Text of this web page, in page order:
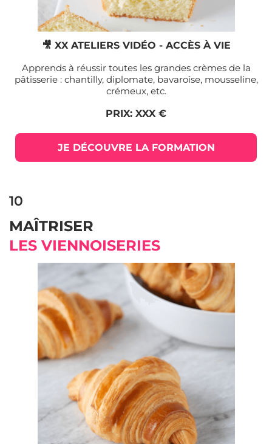
🎥 XX ATELIERS VIDÉO - ACCÈS À VIE
Apprends à réussir toutes les grandes crèmes de la
pâtisserie : chantilly, diplomate, bavaroise, mousseline,
crémeux, etc.
PRIX: XXX €
JE DÉCOUVRE LA FORMATION
10
MAÎTRISER
LES VIENNOISERIES